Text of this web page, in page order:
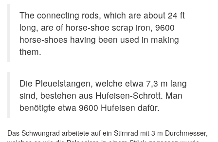
The connecting rods, which are about 24 ft
long, are of horse-shoe scrap iron, 9600
horse-shoes having been used in making
them.
Die Pleuelstangen, welche etwa 7,3 m lang
sind, bestehen aus Hufeisen-Schrott. Man
benötigte etwa 9600 Hufeisen dafür.
Das Schwungrad arbeitete auf ein Stirnrad mit 3 m Durchmesser,